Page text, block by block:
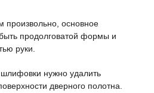
произвольно, основное
продолговатой формы и
руки.
нужно удалить
дверного полотна.